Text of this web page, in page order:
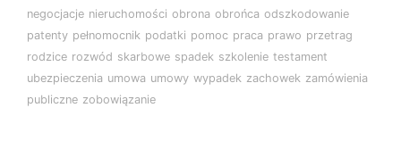
negocjacje nieruchomości obrona obrońca odszkodowanie
patenty pełnomocnik podatki pomoc praca prawo przetrag
rodzice rozwód skarbowe spadek szkolenie testament
ubezpieczenia umowa umowy wypadek zachowek zamówienia
publiczne zobowiązanie